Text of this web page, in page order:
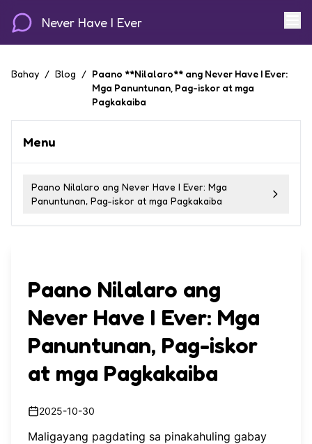
Never Have I Ever
Bahay / Blog / Paano **Nilalaro** ang Never Have I Ever:
Mga Panuntunan, Pag-iskor at mga
Pagkakaiba
Menu
Paano Nilalaro ang Never Have I Ever: Mga
Panuntunan, Pag-iskor at mga Pagkakaiba
Paano Nilalaro ang
Never Have I Ever: Mga
Panuntunan, Pag-iskor
at mga Pagkakaiba
2025-10-30
Maligayang pagdating sa pinakahuling gabay